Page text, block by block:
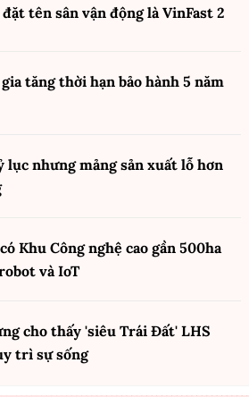
tên sân vận động là VinFast 2
tăng thời hạn bảo hành 5 năm
nhưng mảng sản xuất lỗ hơn
Khu Công nghệ cao gần 500ha
và IoT
cho thấy 'siêu Trái Đất' LHS
trì sự sống